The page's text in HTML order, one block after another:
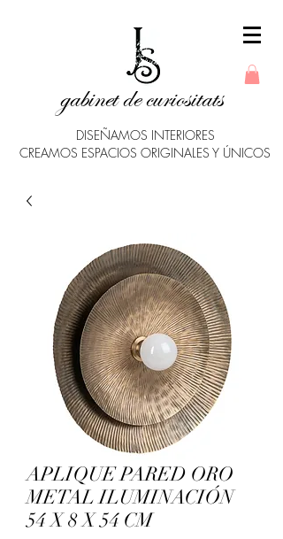
gabinet de curiositats
DISEÑAMOS INTERIORES
CREAMOS ESPACIOS ORIGINALES Y ÚNICOS
APLIQUE PARED ORO
METAL ILUMINACIÓN
54 X 8 X 54 CM